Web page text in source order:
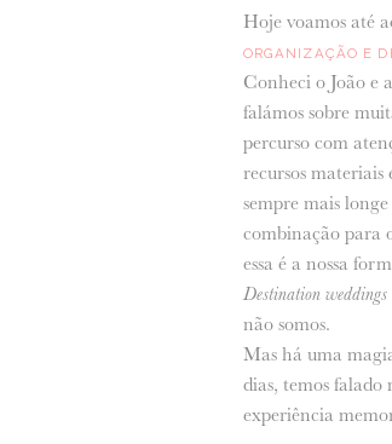
Hoje voamos até
ORGANIZAÇÃO E
Conheci o João e
falámos sobre
percurso com
recursos materiais
sempre mais
combinação para
essa é a nossa
Destination weddings
não somos.
Mas há uma
dias, temos
experiência